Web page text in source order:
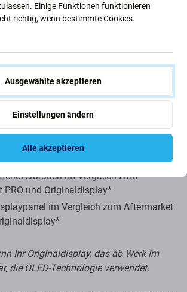
kann nicht angezeigt werden
um das Display
im Vergleich zum
PRO und Originaldisplay*
im Vergleich zum Aftermarket
Ihr Originaldisplay, das ab Werk im
die OLED-Technologie verwendet.
Einige Funktionen funktionieren
richtig, wenn bestimmte Cookies
Ausgewählte akzeptieren
Einstellungen ändern
Alle akzeptieren